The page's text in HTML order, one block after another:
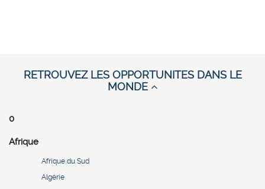
RETROUVEZ LES OPPORTUNITES DANS LE
MONDE
0
Afrique
Afrique du Sud
Algérie